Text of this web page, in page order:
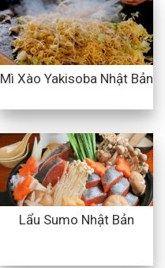
Mì Xào Yakisoba Nhật Bản
Lẩu Sumo Nhật Bản